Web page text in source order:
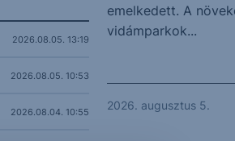
2026.08.05. 13:19
2026.08.05. 10:53
2026.08.04. 10:55
emelkedett. A
vidámparkok...
2026. augusztus 5.